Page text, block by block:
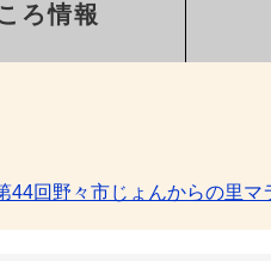
ろ情報
44回野々市じょんからの里マ